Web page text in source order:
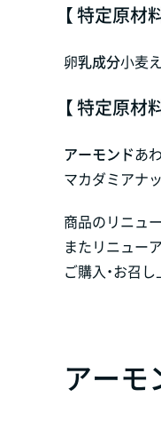
【 特定原材
卵乳成分小麦
【 特定原材
アーモンドあ
マカダミアナ
商品のリニュ
またリニュー
ご購入・お召
アーモ